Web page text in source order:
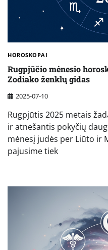
HOROSKOPAI
Rugpjūčio mėnesio
Zodiako ženklų gidas
2025-07-10
Rugpjūtis 2025 metais
ir atnešantis pokyčių
mėnesį judės per Liūto ir
pajusime tiek